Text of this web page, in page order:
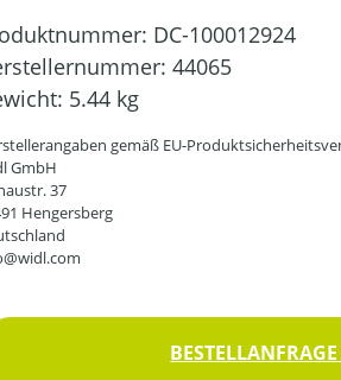
DC-100012924
44065
5.44 kg
gemäß EU-
GmbH
37
Hengersberg